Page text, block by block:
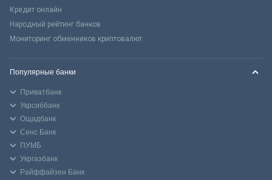
Кредит онлайн
Народный рейтинг банков
Мониторинг обменников криптовалют
Популярные банки
Приватбанк
Укрсиббанк
Ощадбанк
Сенс Банк
ПУМБ
Укргазбанк
Райффайзен Банк